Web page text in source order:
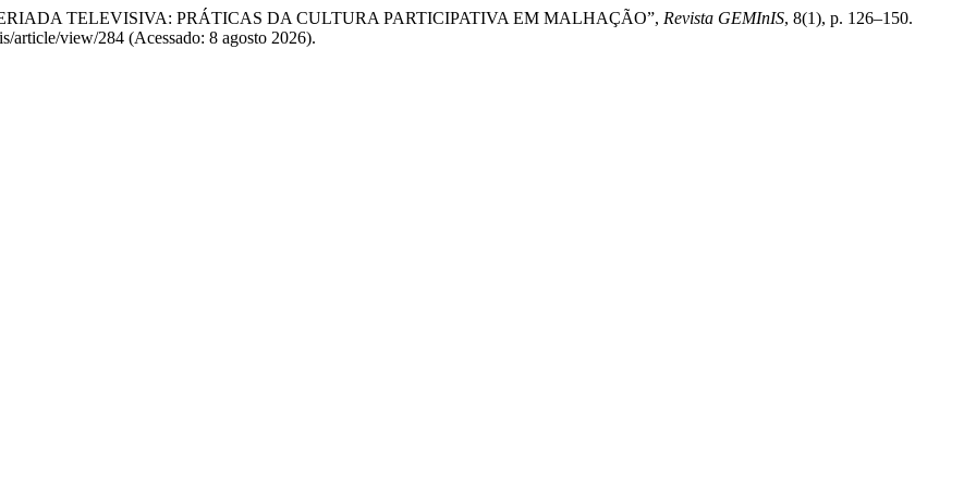
TELEVISIVA: PRÁTICAS DA CULTURA PARTICIPATIVA EM MALHAÇÃO”, Revista GEMInIS, 8(1), p. 126–150.
article/view/284 (Acessado: 8 agosto 2026).